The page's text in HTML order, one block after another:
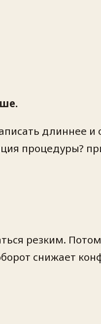
длиннее
процедуры?
резким.
снижает